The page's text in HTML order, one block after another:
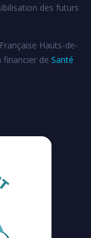
des futurs
Hauts-de-
financier de Santé